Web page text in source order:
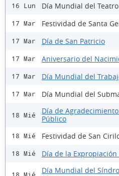
16 Lun Día Mundial del
17 Mar Festividad de Santa
17 Mar Día de San Patricio
17 Mar Aniversario del
17 Mar Día Mundial del
17 Mar Día Mundial del
18 Mié
Día de
Público
18 Mié Festividad de San
18 Mié Día de la
Día Mundial del